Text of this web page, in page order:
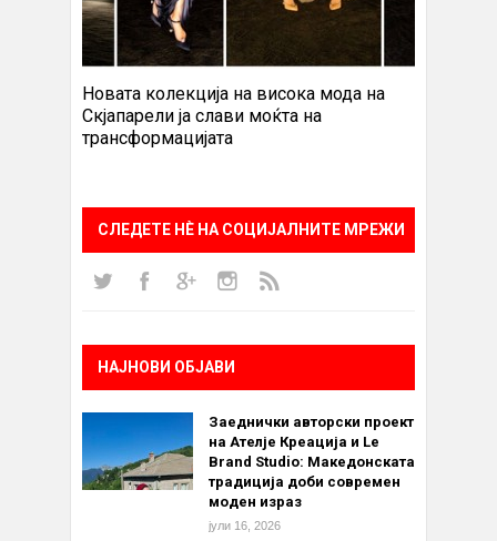
Новата колекција на висока мода на
Скјапарели ја слави моќта на
трансформацијата
СЛЕДЕТЕ НÈ НА СОЦИЈАЛНИТЕ МРЕЖИ
НАЈНОВИ ОБЈАВИ
Заеднички авторски проект
на Ателје Креација и Le
Brand Studio: Македонската
традиција доби современ
моден израз
јули 16, 2026